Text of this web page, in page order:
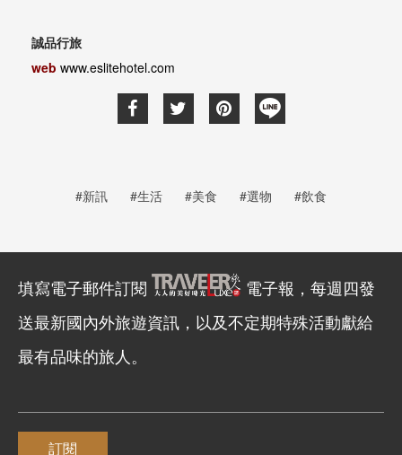
誠品行旅
web www.eslitehotel.com
#新訊 #生活 #美食 #選物 #飲食
填寫電子郵件訂閱
電子報，每週四發
送最新國內外旅遊資訊，以及不定期特殊活動獻給
最有品味的旅人。
訂閱